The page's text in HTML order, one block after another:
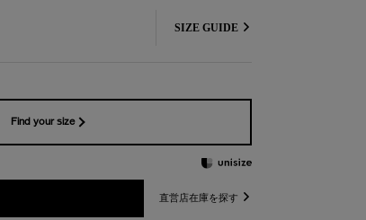
SIZE GUIDE
Find your size
直営店在庫を探す